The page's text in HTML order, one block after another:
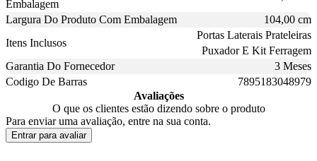
Embalagem
Largura Do Produto Com Embalagem
104,00 cm
Itens Inclusos
Portas Laterais Prateleiras
Puxador E Kit Ferragem
Garantia Do Fornecedor
3 Meses
Codigo De Barras
7895183048979
Avaliações
O que os clientes estão dizendo sobre o produto
Para enviar uma avaliação, entre na sua conta.
Entrar para avaliar